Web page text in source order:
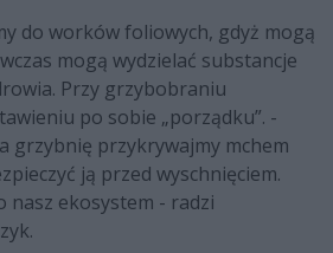
do worków foliowych, gdyż mogą
mogą wydzielać substancje
Przy grzybobraniu
po sobie „porządku”. -
grzybnię przykrywajmy mchem
ją przed wyschnięciem.
nasz ekosystem - radzi